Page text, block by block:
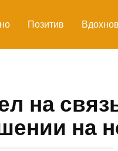
Позитив
на
на